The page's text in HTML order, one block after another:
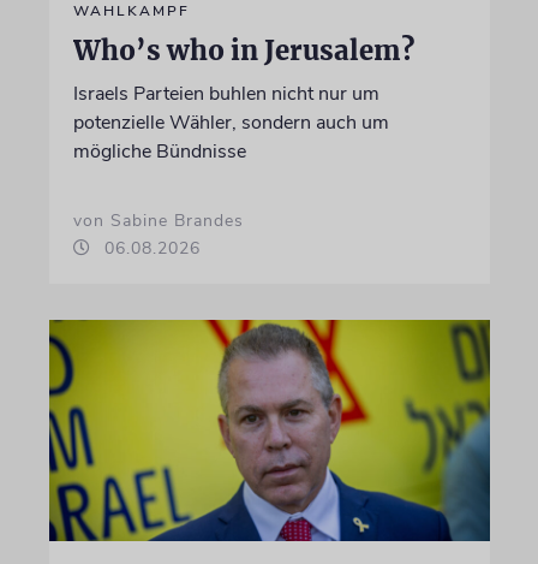
WAHLKAMPF
Who’s who in Jerusalem?
Israels Parteien buhlen nicht nur um
potenzielle Wähler, sondern auch um
mögliche Bündnisse
von Sabine Brandes
06.08.2026